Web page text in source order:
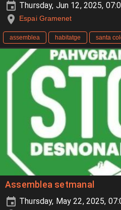
Thursday, Jun 12, 2025,
Espai Gramenet
assemblea habitatge santa
Assemblea setmanal
Thursday, May 22, 2025,